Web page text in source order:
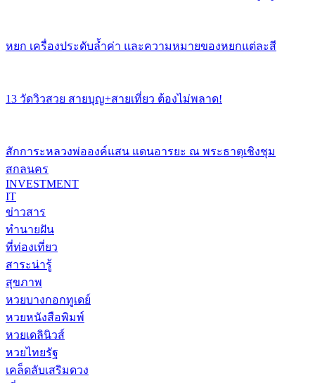
หยก เครื่องประดับล้ำค่า และความหมายของหยกแต่ละสี
13 วัดวิวสวย สายบุญ+สายเที่ยว ต้องไม่พลาด!
สักการะหลวงพ่อองค์แสน แดนอารยะ ณ พระธาตุเชิงชุม
สกลนคร
INVESTMENT
IT
ข่าวสาร
ทำนายฝัน
ที่ท่องเที่ยว
สาระน่ารู้
สุขภาพ
หวยบางกอกทูเดย์
หวยหนังสือพิมพ์
หวยเดลินิวส์
หวยไทยรัฐ
เคล็ดลับเสริมดวง